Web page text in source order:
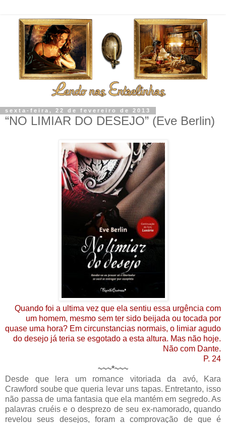
sexta-feira, 22 de fevereiro de 2013
“NO LIMIAR DO DESEJO” (Eve Berlin)
Quando foi a ultima vez que ela sentiu essa urgência com
um homem, mesmo sem ter sido beijada ou tocada por
quase uma hora? Em circunstancias normais, o limiar agudo
do desejo já teria se esgotado a esta altura. Mas não hoje.
Não com Dante.
P. 24
~~~*~~~
Desde que lera um romance vitoriada da avó, Kara
Crawford soube que queria levar uns tapas. Entretanto, isso
não passa de uma fantasia que ela mantém em segredo. As
palavras cruéis e o desprezo de seu ex-namorado,quando
revelou seus desejos, foram a comprovação de que é